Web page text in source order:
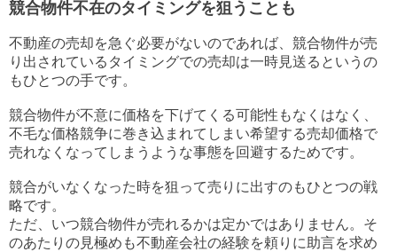
競合物件不在のタイミングを狙うことも
不動産の売却を急ぐ必要がないのであれば、競合物件が売
り出されているタイミングでの売却は一時見送るというの
もひとつの手です。
競合物件が不意に価格を下げてくる可能性もなくはなく、
不毛な価格競争に巻き込まれてしまい希望する売却価格で
売れなくなってしまうような事態を回避するためです。
競合がいなくなった時を狙って売りに出すのもひとつの戦
略です。
ただ、いつ競合物件が売れるかは定かではありません。そ
のあたりの見極めも不動産会社の経験を頼りに助言を求め